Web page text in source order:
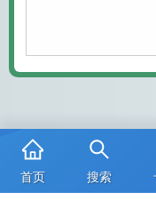
首页 搜索
卡图版权：©本郷あ